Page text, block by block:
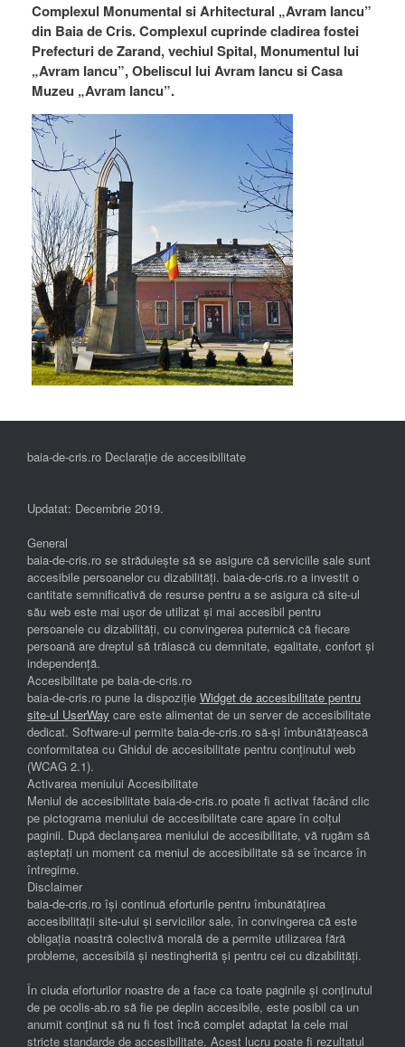
Complexul Monumental si Arhitectural „Avram Iancu”
din Baia de Cris. Complexul cuprinde cladirea fostei
Prefecturi de Zarand, vechiul Spital, Monumentul lui
„Avram Iancu”, Obeliscul lui Avram Iancu si Casa
Muzeu „Avram Iancu”.
baia-de-cris.ro Declarație de accesibilitate
Updatat: Decembrie 2019.
General
baia-de-cris.ro se străduiește să se asigure că serviciile sale sunt
accesibile persoanelor cu dizabilități. baia-de-cris.ro a investit o
cantitate semnificativă de resurse pentru a se asigura că site-ul
său web este mai ușor de utilizat și mai accesibil pentru
persoanele cu dizabilități, cu convingerea puternică că fiecare
persoană are dreptul să trăiască cu demnitate, egalitate, confort și
independenţă.
Accesibilitate pe baia-de-cris.ro
baia-de-cris.ro pune la dispoziție Widget de accesibilitate pentru
site-ul UserWay care este alimentat de un server de accesibilitate
dedicat. Software-ul permite baia-de-cris.ro să-și îmbunătățească
conformitatea cu Ghidul de accesibilitate pentru conținutul web
(WCAG 2.1).
Activarea meniului Accesibilitate
Meniul de accesibilitate baia-de-cris.ro poate fi activat făcând clic
pe pictograma meniului de accesibilitate care apare în colțul
paginii. După declanșarea meniului de accesibilitate, vă rugăm să
așteptați un moment ca meniul de accesibilitate să se încarce în
întregime.
Disclaimer
baia-de-cris.ro își continuă eforturile pentru îmbunătățirea
accesibilității site-ului și serviciilor sale, în convingerea că este
obligația noastră colectivă morală de a permite utilizarea fără
probleme, accesibilă și nestingherită și pentru cei cu dizabilități.
În ciuda eforturilor noastre de a face ca toate paginile și conținutul
de pe ocolis-ab.ro să fie pe deplin accesibile, este posibil ca un
anumit conținut să nu fi fost încă complet adaptat la cele mai
stricte standarde de accesibilitate. Acest lucru poate fi rezultatul